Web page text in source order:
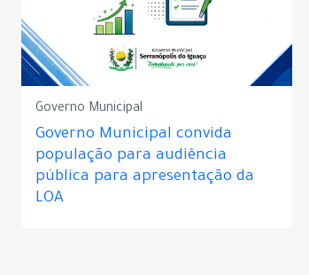
Governo Municipal
Governo Municipal convida
população para audiência
pública para apresentação da
LOA